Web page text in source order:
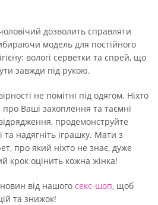
дозволить справляти
модель для постійного
вологі серветки та спрей, що
завжди під рукою.
не помітні під одягом. Ніхто
про Ваші захоплення та таємні
продемонструйте
та надягніть іграшку. Мати з
про який ніхто не знає, дуже
крок оцінить кожна жінка!
від нашого секс-шоп, щоб
та знижок!